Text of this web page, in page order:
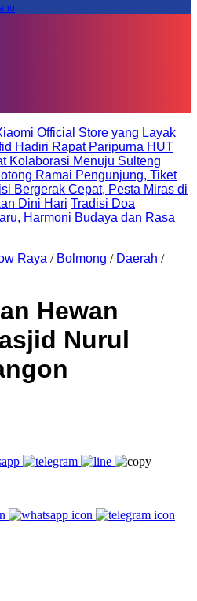
Official Store yang Layak
Hadiri Rapat Paripurna HUT
Kolaborasi Menuju Sulteng
Ramai Pengunjung, Tiket
Bergerak Cepat, Pesta Miras di
Dini Hari Tradisi Doa
Harmoni Budaya dan Rasa
Raya / Bolmong / Daerah /
Hewan
Nurul